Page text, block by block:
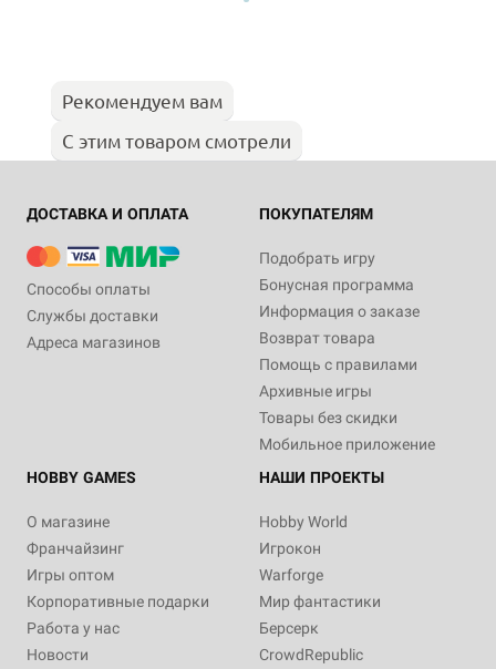
Рекомендуем вам
С этим товаром смотрели
ДОСТАВКА И ОПЛАТА
Способы оплаты
Службы доставки
Адреса магазинов
ПОКУПАТЕЛЯМ
Подобрать игру
Бонусная программа
Информация о заказе
Возврат товара
Помощь с правилами
Архивные игры
Товары без скидки
Мобильное приложение
HOBBY GAMES
О магазине
Франчайзинг
Игры оптом
Корпоративные подарки
Работа у нас
Новости
НАШИ ПРОЕКТЫ
Hobby World
Игрокон
Warforge
Мир фантастики
Берсерк
CrowdRepublic